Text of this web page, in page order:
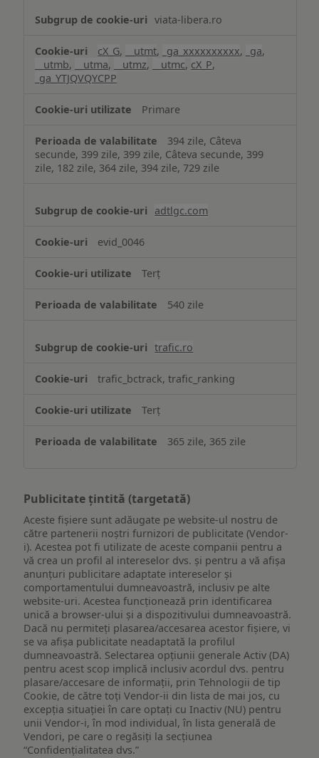
viata-libera.ro
cX_G, __utmt, _ga_xxxxxxxxxx, _ga,
__utmb, __utma, __utmz, __utmc, cX_P,
_ga_YTJQVQYCPP
Primare
394 zile, Câteva
secunde, 399 zile, 399 zile, Câteva secunde, 399
zile, 182 zile, 364 zile, 394 zile, 729 zile
adtlgc.com
evid_0046
Terț
540 zile
trafic.ro
trafic_bctrack, trafic_ranking
Terț
365 zile, 365 zile
Publicitate țintită (targetată)
Aceste fișiere sunt adăugate pe website-ul nostru de
către partenerii noștri furnizori de publicitate (Vendor-
i). Acestea pot fi utilizate de aceste companii pentru a
vă crea un profil al intereselor dvs. și pentru a vă afișa
anunțuri publicitare adaptate intereselor și
comportamentului dumneavoastră, inclusiv pe alte
website-uri. Acestea funcționează prin identificarea
unică a browser-ului și a dispozitivului dumneavoastră.
Dacă nu permiteți plasarea/accesarea acestor fișiere, vi
se va afișa publicitate neadaptată la profilul
dumneavoastră. Selectarea opțiunii generale Activ (DA)
pentru acest scop implică inclusiv acordul dvs. pentru
plasare/accesare de informații, prin Tehnologii de tip
Cookie, de către toți Vendor-ii din lista de mai jos, cu
excepția situației în care optați cu Inactiv (NU) pentru
unii Vendor-i, în mod individual, în lista generală de
Vendori, pe care o regăsiți la secțiunea
“Confidențialitatea dvs.”